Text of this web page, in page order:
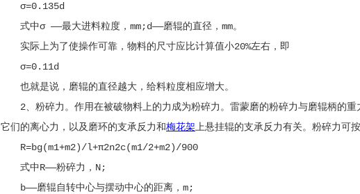
σ=0.135d
式中σ ——最大进料粒度，mm;d——磨辊的直径，mm。
实际上为了使操作可靠，物料的尺寸应比计算值小20%左右，即
σ=0.11d
也就是说，磨辊的直径越大，给料粒度相应增大。
2、粉碎力。作用在被破物料上的力成为粉碎力。雷蒙磨的粉碎力与磨辊柄的重
它们的离心力，以及磨环的支承反力和梅花架上悬挂辊的支承反力有关。粉碎力可
R=bg(m1+m2)/l+π2n2c(m1/2+m2)/900
式中R——粉碎力，N;
b——磨辊自转中心与摆动中心的距离，m;